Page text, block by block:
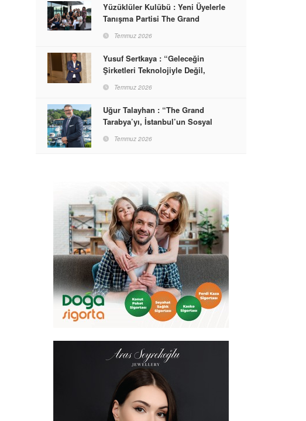
Yüzüklüler Kulübü : Yeni Üyelerle
Tanışma Partisi The Grand
Temmuz 2026
Yusuf Sertkaya : “Geleceğin
Şirketleri Teknolojiyle Değil,
Temmuz 2026
Uğur Talayhan : “The Grand
Tarabya’yı, İstanbul’un Sosyal
Destinasyon Haline Getirmeyi
Temmuz 2026